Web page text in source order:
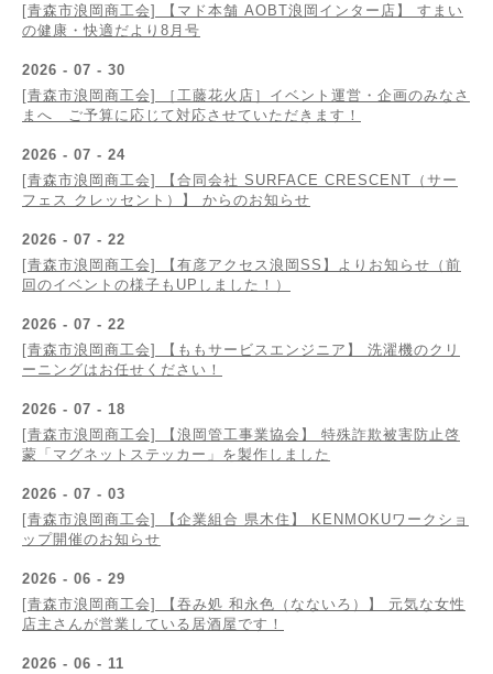
[青森市浪岡商工会] 【マド本舗 AOBT浪岡インター店】 すまい
の健康・快適だより8月号
2026 - 07 - 30
[青森市浪岡商工会] ［工藤花火店］イベント運営・企画のみなさ
まへ ご予算に応じて対応させていただきます！
2026 - 07 - 24
[青森市浪岡商工会] 【合同会社 SURFACE CRESCENT（サー
フェス クレッセント）】 からのお知らせ
2026 - 07 - 22
[青森市浪岡商工会] 【有彦アクセス浪岡SS】よりお知らせ（前
回のイベントの様子もUPしました！）
2026 - 07 - 22
[青森市浪岡商工会] 【ももサービスエンジニア】 洗濯機のクリ
ーニングはお任せください！
2026 - 07 - 18
[青森市浪岡商工会] 【浪岡管工事業協会】 特殊詐欺被害防止啓
蒙「マグネットステッカー」を製作しました
2026 - 07 - 03
[青森市浪岡商工会] 【企業組合 県木住】 KENMOKUワークショ
ップ開催のお知らせ
2026 - 06 - 29
[青森市浪岡商工会] 【吞み処 和永色（なないろ）】 元気な女性
店主さんが営業している居酒屋です！
2026 - 06 - 11